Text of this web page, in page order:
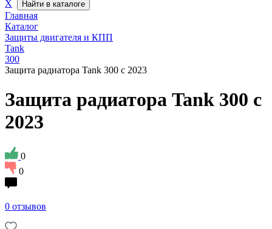
Х
Найти в каталоге
Главная
Каталог
Защиты двигателя и КПП
Tank
300
Защита радиатора Tank 300 с 2023
Защита радиатора Tank 300 с
2023
0
0
0 отзывов